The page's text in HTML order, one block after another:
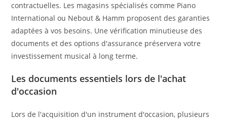
contractuelles. Les magasins spécialisés comme Piano
International ou Nebout & Hamm proposent des garanties
adaptées à vos besoins. Une vérification minutieuse des
documents et des options d'assurance préservera votre
investissement musical à long terme.
Les documents essentiels lors de l'achat
d'occasion
Lors de l'acquisition d'un instrument d'occasion, plusieurs